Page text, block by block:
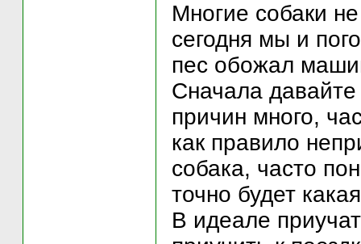
Многие собаки
сегодня мы и
пес обожал
Сначала
причин много,
как правило
собака, часто
точно будет
В идеале